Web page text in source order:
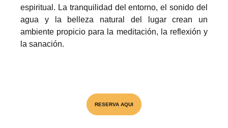
espiritual. La tranquilidad del entorno, el sonido del
agua y la belleza natural del lugar crean un
ambiente propicio para la meditación, la reflexión y
la sanación.
RESERVA AQUI